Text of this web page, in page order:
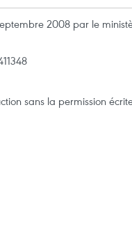
2008 par le
sans la permission